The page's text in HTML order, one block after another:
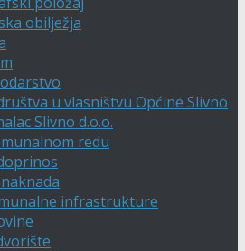
obilježja
u vlasništvu Općine Slivno
Slivno d.o.o.
redu
infrastrukture